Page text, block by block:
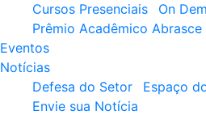
Cursos Presenciais
On
Prêmio Acadêmico Abrasce
Eventos
Notícias
Defesa do Setor
Espaço
Envie sua Notícia